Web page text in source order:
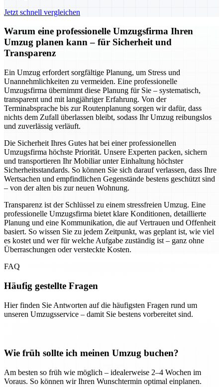
Jetzt schnell vergleichen
Warum eine professionelle Umzugsfirma Ihren
Umzug planen kann – für Sicherheit und
Transparenz
Ein Umzug erfordert sorgfältige Planung, um Stress und
Unannehmlichkeiten zu vermeiden. Eine professionelle
Umzugsfirma übernimmt diese Planung für Sie – systematisch,
transparent und mit langjähriger Erfahrung. Von der
Terminabsprache bis zur Routenplanung sorgen wir dafür, dass
nichts dem Zufall überlassen bleibt, sodass Ihr Umzug reibungslos
und zuverlässig verläuft.
Die Sicherheit Ihres Gutes hat bei einer professionellen
Umzugsfirma höchste Priorität. Unsere Experten packen, sichern
und transportieren Ihr Mobiliar unter Einhaltung höchster
Sicherheitsstandards. So können Sie sich darauf verlassen, dass Ihre
Wertsachen und empfindlichen Gegenstände bestens geschützt sind
– von der alten bis zur neuen Wohnung.
Transparenz ist der Schlüssel zu einem stressfreien Umzug. Eine
professionelle Umzugsfirma bietet klare Konditionen, detaillierte
Planung und eine Kommunikation, die auf Vertrauen und Offenheit
basiert. So wissen Sie zu jedem Zeitpunkt, was geplant ist, wie viel
es kostet und wer für welche Aufgabe zuständig ist – ganz ohne
Überraschungen oder versteckte Kosten.
FAQ
Häufig gestellte Fragen
Hier finden Sie Antworten auf die häufigsten Fragen rund um
unseren Umzugsservice – damit Sie bestens vorbereitet sind.
Wie früh sollte ich meinen Umzug buchen?
Am besten so früh wie möglich – idealerweise 2–4 Wochen im
Voraus. So können wir Ihren Wunschtermin optimal einplanen.